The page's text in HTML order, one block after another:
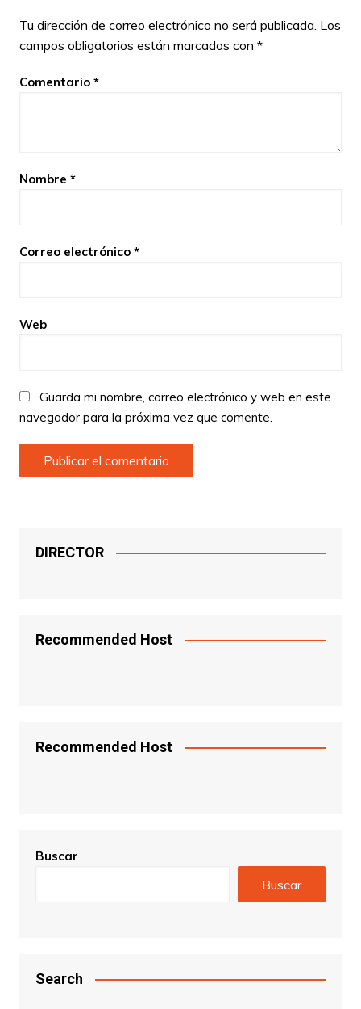
Tu dirección de correo electrónico no será publicada. Los
campos obligatorios están marcados con *
Comentario *
Nombre *
Correo electrónico *
Web
Guarda mi nombre, correo electrónico y web en este
navegador para la próxima vez que comente.
DIRECTOR
Recommended Host
Recommended Host
Buscar
Buscar
Search